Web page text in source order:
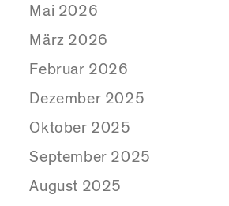
Mai 2026
März 2026
Februar 2026
Dezember 2025
Oktober 2025
September 2025
August 2025